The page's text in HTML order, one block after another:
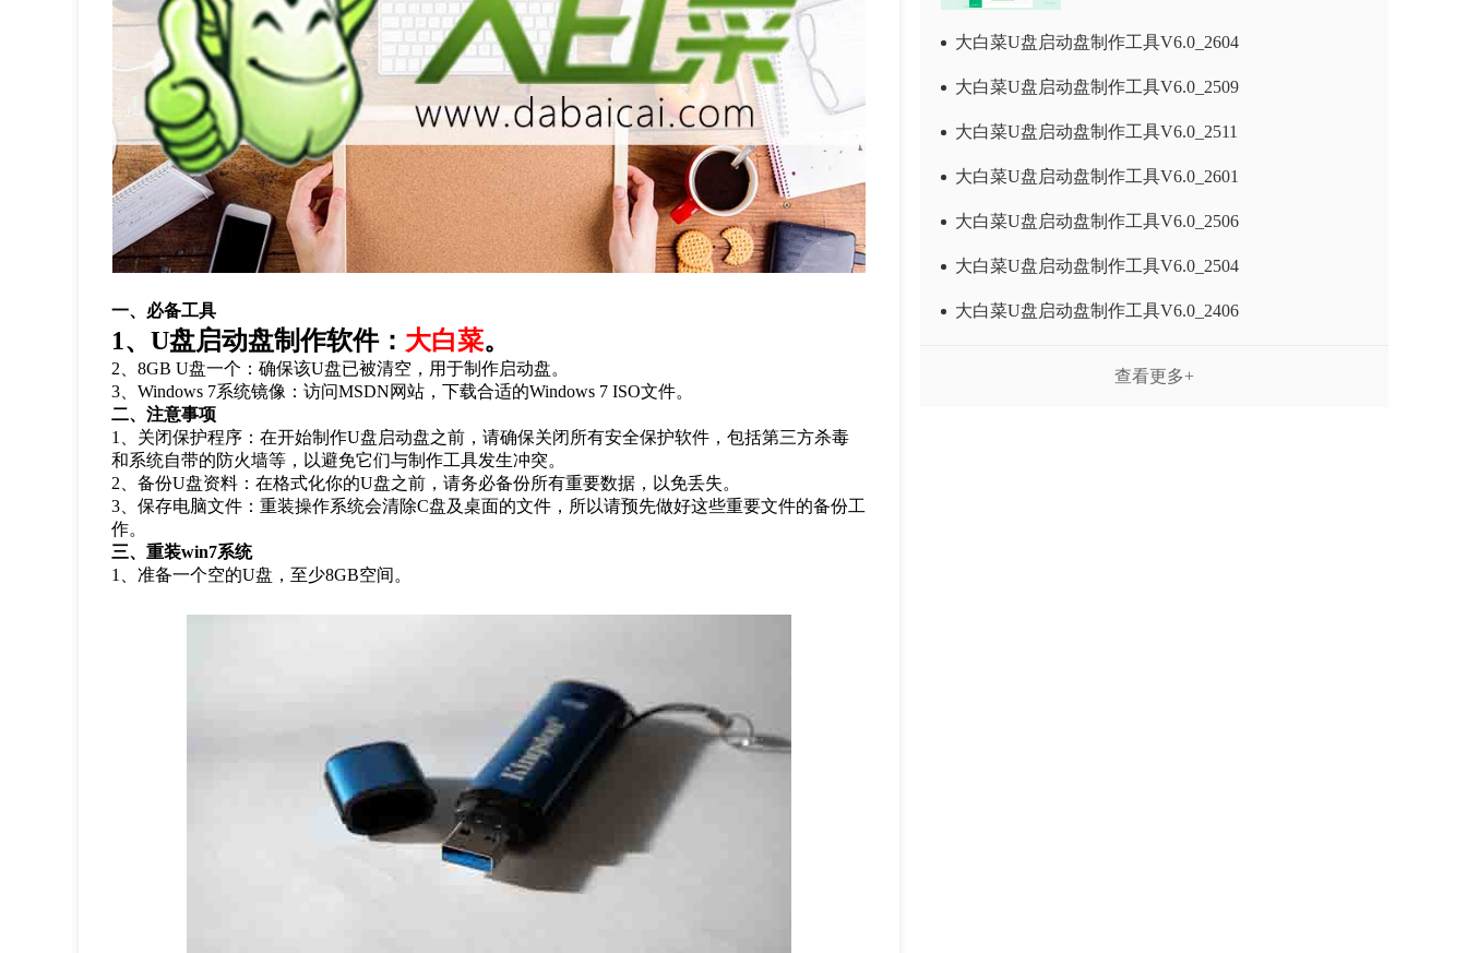
一、必备工具
1、U盘启动盘制作软件： 大白菜。
2 、8GB U盘一个：确保该U盘已被清空，用于制作启动盘。
3 、Windows 7系统镜像：访问MSDN网站，下载合适的Windows 7 ISO文件。
二、注意事项
1
、关闭保护程序：在开始制作U盘启动盘之前，请确保关闭所有安全保护软件，包括第三方杀毒
和系统自带的防火墙等，以避免它们与制作工具发生冲突。
2 、备份U盘资料：在格式化你的U盘之前，请务必备份所有重要数据，以免丢失。
3 、保存电脑文件：重装操作系统会清除C盘及桌面的文件，所以请预先做好这些重要文件的备份工
作。
三、重装win7系统
1
、准备一个空的U盘，至少8GB空间。
大白菜U盘启动盘制作工具V6.0_2604
大白菜U盘启动盘制作工具V6.0_2509
大白菜U盘启动盘制作工具V6.0_2511
大白菜U盘启动盘制作工具V6.0_2601
大白菜U盘启动盘制作工具V6.0_2506
大白菜U盘启动盘制作工具V6.0_2504
大白菜U盘启动盘制作工具V6.0_2406
查看更多+